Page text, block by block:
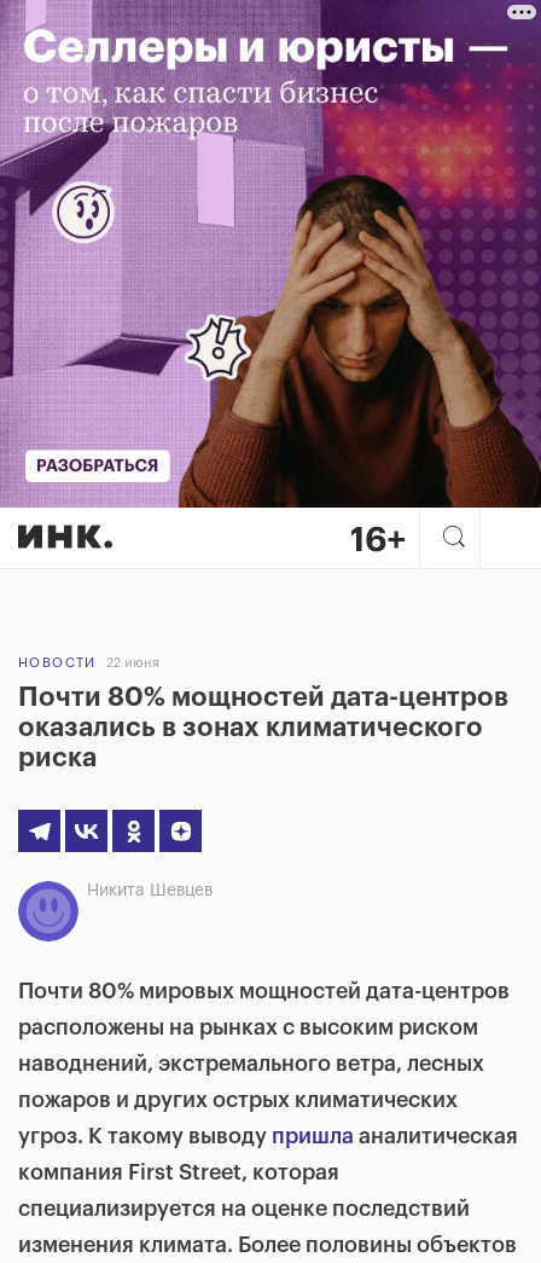
НОВОСТИ 22 июня
Почти 80% мощностей дата-центров
оказались в зонах климатического
риска
Никита Шевцев
Почти 80% мировых мощностей дата-центров
расположены на рынках с высоким риском
наводнений, экстремального ветра, лесных
пожаров и других острых климатических
угроз. К такому выводу пришла аналитическая
компания First Street, которая
специализируется на оценке последствий
изменения климата. Более половины объектов